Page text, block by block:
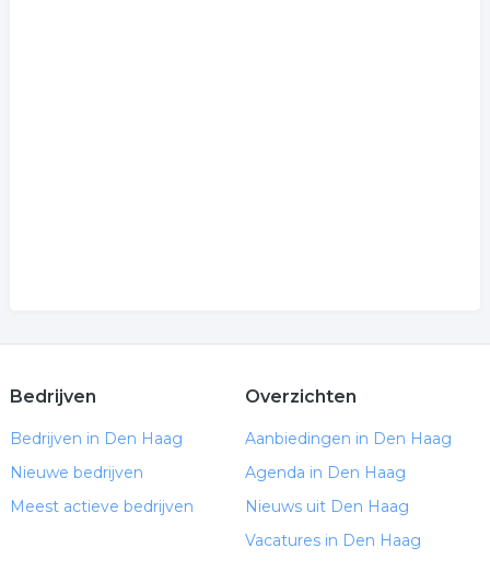
Bedrijven
Bedrijven in Den Haag
Nieuwe bedrijven
Meest actieve bedrijven
Overzichten
Aanbiedingen in Den Haag
Agenda in Den Haag
Nieuws uit Den Haag
Vacatures in Den Haag